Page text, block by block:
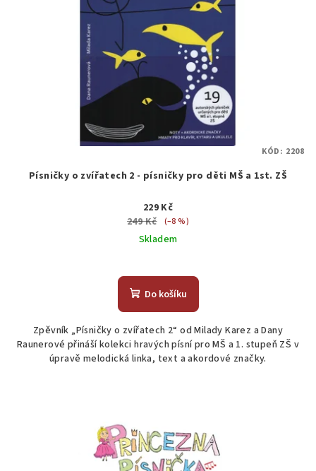
Písničky o zvířatech 2 - písničky pro děti MŠ a 1st. ZŠ
229 Kč
249 Kč
(–8 %)
Skladem
Do košíku
Zpěvník „Písničky o zvířatech 2“ od Milady Karez a Dany
Raunerové přináší kolekci hravých písní pro MŠ a 1. stupeň ZŠ v
úpravě melodická linka, text a akordové značky.
KÓD: 2208